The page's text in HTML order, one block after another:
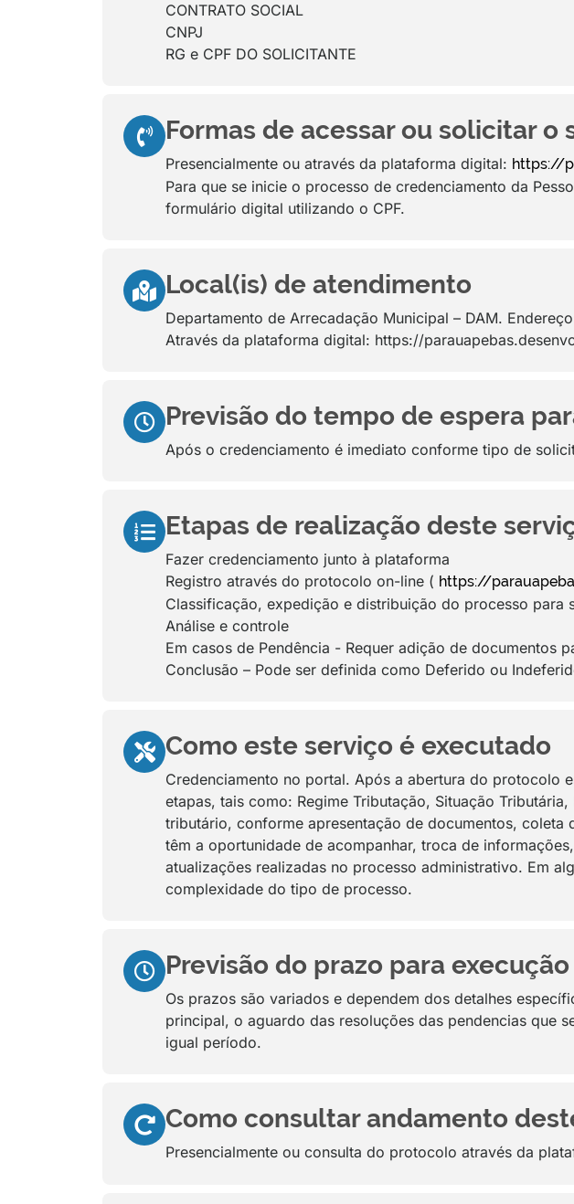
CONTRATO SOCIAL
CNPJ
RG e CPF DO SOLICITANTE
Formas de acessar ou solicitar o
Presencialmente ou através da plataforma digital: https://
Para que se inicie o processo de credenciamento da
formulário digital utilizando o CPF.
Local(is) de atendimento
Departamento de Arrecadação Municipal – DAM.
Através da plataforma digital: https://
Previsão do tempo de espera
Após o credenciamento é imediato conforme tipo de
Etapas de realização deste
Fazer credenciamento junto à plataforma
Registro através do protocolo on-line ( https://
Classificação, expedição e distribuição do processo para
Análise e controle
Em casos de Pendência - Requer adição de documentos
Conclusão – Pode ser definida como Deferido ou
Como este serviço é executado
Credenciamento no portal. Após a abertura do protocolo
etapas, tais como: Regime Tributação, Situação
tributário, conforme apresentação de documentos,
têm a oportunidade de acompanhar, troca de
atualizações realizadas no processo administrativo. Em
complexidade do tipo de processo.
Previsão do prazo para
Os prazos são variados e dependem dos detalhes
principal, o aguardo das resoluções das pendencias que
igual período.
Como consultar andamento
Presencialmente ou consulta do protocolo através da